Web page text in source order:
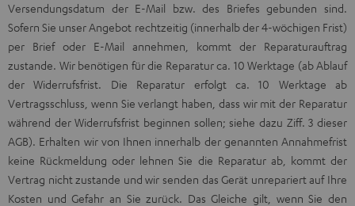
Versendungsdatum der E-Mail bzw. des Briefes gebunden sind.
Sofern Sie unser Angebot rechtzeitig (innerhalb der 4-wöchigen Frist)
per Brief oder E-Mail annehmen, kommt der Reparaturauftrag
zustande. Wir benötigen für die Reparatur ca. 10 Werktage (ab Ablauf
der Widerrufsfrist. Die Reparatur erfolgt ca. 10 Werktage ab
Vertragsschluss, wenn Sie verlangt haben, dass wir mit der Reparatur
während der Widerrufsfrist beginnen sollen; siehe dazu Ziff. 3 dieser
AGB). Erhalten wir von Ihnen innerhalb der genannten Annahmefrist
keine Rückmeldung oder lehnen Sie die Reparatur ab, kommt der
Vertrag nicht zustande und wir senden das Gerät unrepariert auf Ihre
Kosten und Gefahr an Sie zurück. Das Gleiche gilt, wenn Sie den